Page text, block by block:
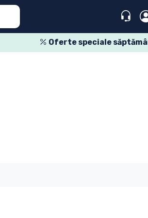
Oferte speciale